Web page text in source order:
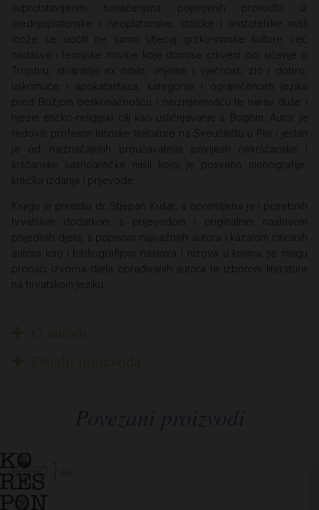
suprotstavljenim tumačenjima pojmovnih prosudbi iz
srednjoplatonske i neoplatonske, stoičke i aristotelske misli
može se uočiti ne samo utjecaj grčko-rimske kulture već
nadasve i teorijske novine koje donose crkveni oci: učenje o
Trojstvu, stvaranje ex nihilo
, vrijeme i vječnost, zlo i dobro,
uskrsnuće i apokatastaza, kategorije i ograničenosti jezika
pred Božjom beskonačnošću i neizmjernošću te narav duše i
njezin etičko-religijski cilj kao usličnjavanje s Bogom. Autor je
redoviti profesor latinske literature na Sveučilištu u Pisi i jedan
je od najznačajnijih proučavatelja povijesti nekršćanske i
kršćanske kasnoantičke misli kojoj je posvetio monografije,
kritička izdanja i prijevode.
Knjigu je priredio dr. Stjepan Kušar, a opremljena je i posebnih
hrvatskim dodatkom s prijevodom i originalnim naslovom
pojedinih djela, s popisom najvažnijih autora i kazalom citiranih
autora kao i bibliografijom naslova i nizova u kojima se mogu
pronaći izvorna djela obrađivanih autora te izborom literature
na hrvatskom jeziku.